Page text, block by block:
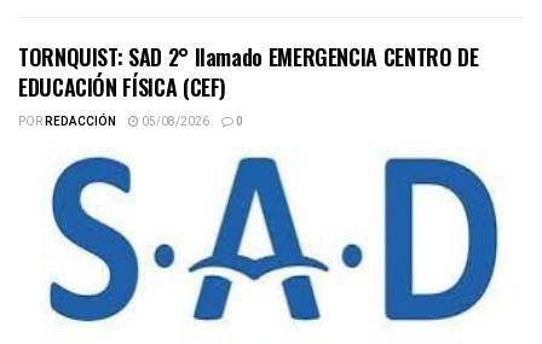
TORNQUIST: SAD 2° llamado EMERGENCIA CENTRO DE
EDUCACIÓN FÍSICA (CEF)
PORREDACCIÓN 05/08/2026 0